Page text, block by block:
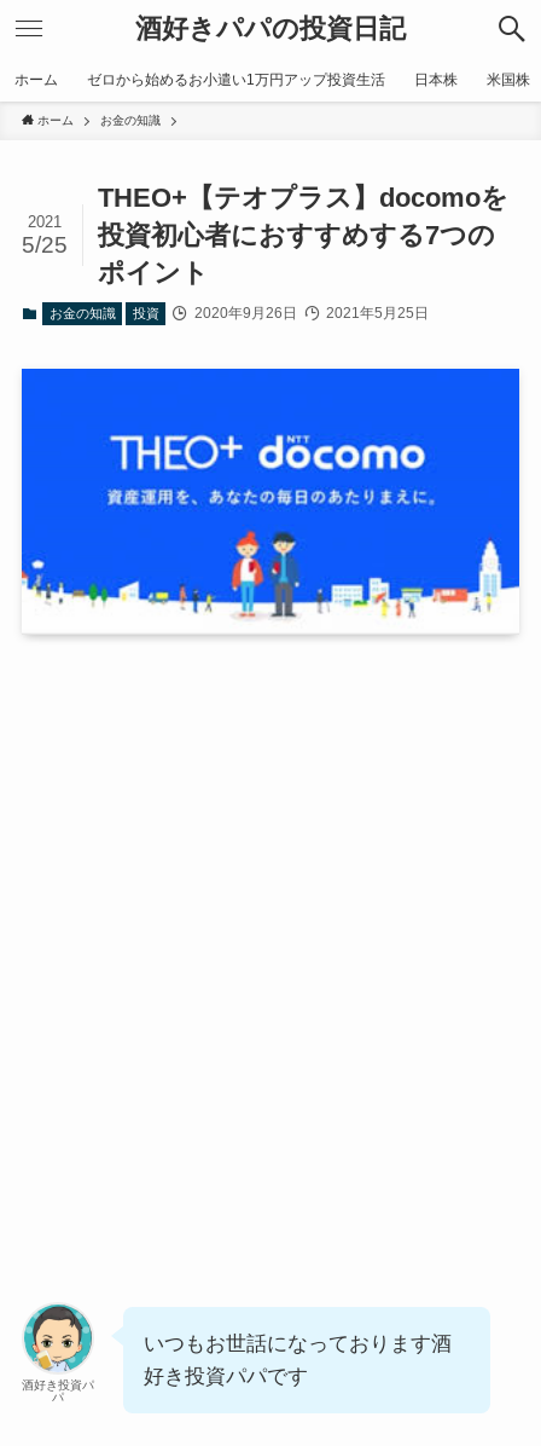
酒好きパパの投資日記
ホーム ゼロから始めるお小遣い1万円アップ投資生活 日本株 米国株
ホーム お金の知識
THEO+【テオプラス】docomoを
投資初心者におすすめする7つの
ポイント
2021
5/25
お金の知識 投資 2020年9月26日 2021年5月25日
酒好き投資パ
パ
いつもお世話になっております酒
好き投資パパです